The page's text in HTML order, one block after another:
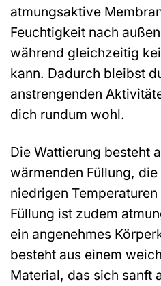
atmungsaktive
Feuchtigkeit nach
während gleichzeitig
kann. Dadurch bleibst
anstrengenden
dich rundum wohl.
Die Wattierung besteht
wärmenden Füllung,
niedrigen
Füllung ist zudem
ein angenehmes
besteht aus einem
Material, das sich sanft